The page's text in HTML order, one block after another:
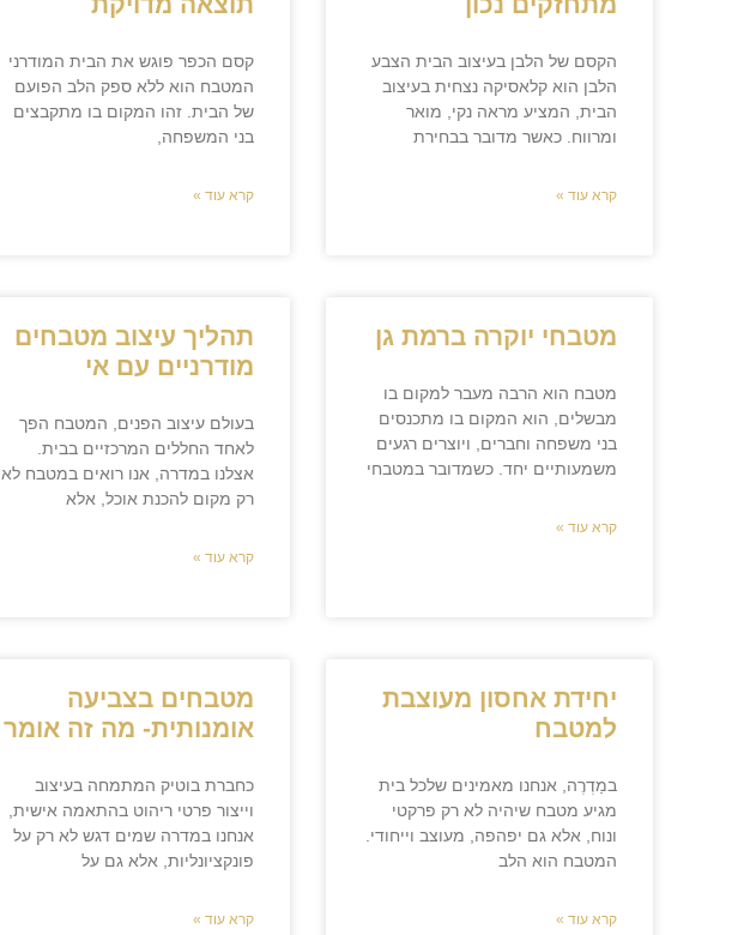
הקסם של הלבן בעיצוב הבית הצבע
הלבן הוא קלאסיקה נצחית בעיצוב
הבית, המציע מראה נקי, מואר
ומרווח. כאשר מדובר בבחירת
קרא עוד »
קסם הכפר פוגש את הבית המודרני
המטבח הוא ללא ספק הלב הפועם
של הבית. זהו המקום בו מתקבצים
בני המשפחה,
קרא עוד »
מטבחי יוקרה ברמת גן
מטבח הוא הרבה מעבר למקום בו
מבשלים, הוא המקום בו מתכנסים
בני משפחה וחברים, ויוצרים רגעים
משמעותיים יחד. כשמדובר במטבחי
קרא עוד »
תהליך עיצוב מטבחים
מודרניים עם אי
בעולם עיצוב הפנים, המטבח הפך
לאחד החללים המרכזיים בבית.
אצלנו במדרה, אנו רואים במטבח לא
רק מקום להכנת אוכל, אלא
קרא עוד »
יחידת אחסון מעוצבת
למטבח
במַדְרֶה, אנחנו מאמינים שלכל בית
מגיע מטבח שיהיה לא רק פרקטי
ונוח, אלא גם יפהפה, מעוצב וייחודי.
המטבח הוא הלב
קרא עוד »
מטבחים בצביעה
אומנותית- מה זה אומר
כחברת בוטיק המתמחה בעיצוב
וייצור פרטי ריהוט בהתאמה אישית,
אנחנו במדרה שמים דגש לא רק על
פונקציונליות, אלא גם על
קרא עוד »